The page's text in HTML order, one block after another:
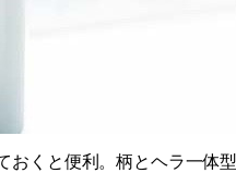
おくと便利。柄とヘラ一体